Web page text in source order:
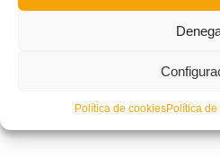
Política de cookiesPolítica de